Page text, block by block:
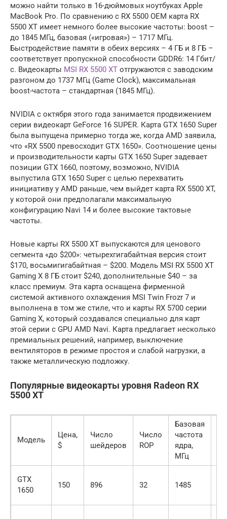
можно найти только в 16-дюймовых ноутбуках Apple
MacBook Pro. По сравнению с RX 5500 OEM карта RX
5500 XT имеет немного более высокие частоты: boost –
до 1845 МГц, базовая («игровая») – 1717 МГц.
Быстродействие памяти в обеих версиях – 4 ГБ и 8 ГБ –
соответствует пропускной способности GDDR6: 14 Гбит/
с. Видеокарты MSI RX 5500 XT отгружаются с заводским
разгоном до 1737 МГц (Game Clock), максимальная
boost-частота – стандартная (1845 МГц).
NVIDIA с октября этого года занимается продвижением
серии видеокарт GeForce 16 SUPER. Карта GTX 1650 Super
была выпущена примерно тогда же, когда AMD заявила,
что «RX 5500 превосходит GTX 1650». Соотношение цены
и производительности карты GTX 1650 Super задевает
позиции GTX 1660, поэтому, возможно, NVIDIA
выпустила GTX 1650 Super с целью перехватить
инициативу у AMD раньше, чем выйдет карта RX 5500 XT,
у которой они предполагали максимальную
конфигурацию Navi 14 и более высокие тактовые
частоты.
Новые карты RX 5500 XT выпускаются для ценового
сегмента «до $200»: четырехгигабайтная версия стоит
$170, восьмигигабайтная – $200. Модель MSI RX 5500 XT
Gaming X 8 ГБ стоит $240, дополнительные $40 – за
класс премиум. Эта карта оснащена фирменной
системой активного охлаждения MSI Twin Frozr 7 и
выполнена в том же стиле, что и карты RX 5700 серии
Gaming X, который создавался специально для карт
этой серии с GPU AMD Navi. Карта предлагает несколько
премиальных решений, например, выключение
вентиляторов в режиме простоя и слабой нагрузки, а
также металлическую подложку.
Популярные видеокарты уровня Radeon RX
5500 XT
Модель
Цена,
$
Число
шейдеров
Число
ROP
Базовая
частота
ядра,
МГц
GTX
1650
150 896 32 1485